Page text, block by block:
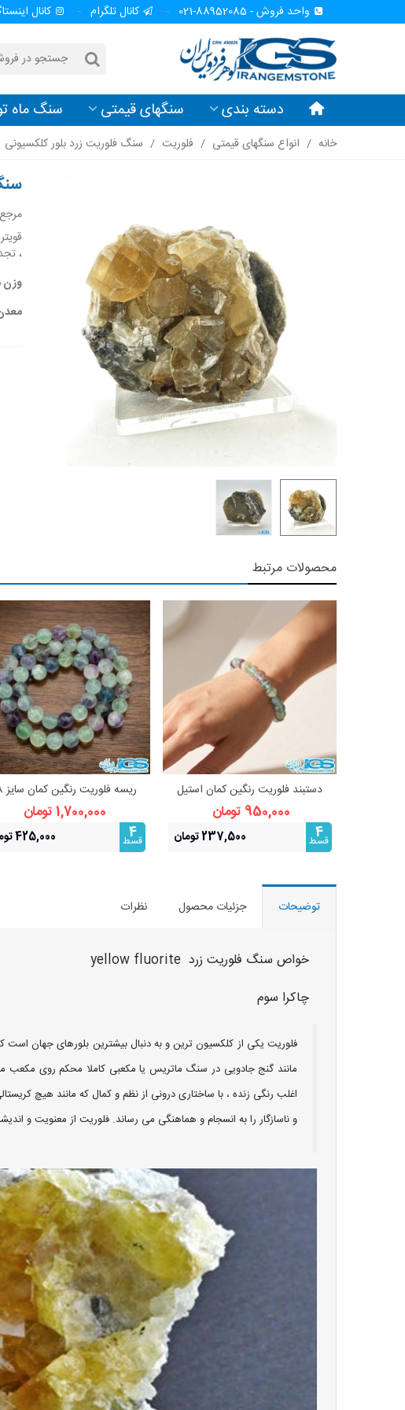
واحد فروش - 88952085-021 کانال تلگرام کانال
دسته بندی سنگهای قیمتی سنگ ماه
خانه / انواع سنگهای قیمتی / فلوریت / سنگ فلوریت زرد بلور کلکسیونی
،
وزن
محصولات مرتبط
مشاهده بیشتر
دستبند فلوریت رنگین کمان استیل
فری سایز
950,000 تومان
4
قسط 237,500 تومان
مشاهده بیشتر
نظم ذهنی و تمرکز
1,700,000 تومان
4
قسط 425,000 تومان
توضیحات جزئیات محصول نظرات
خواص سنگ فلوریت زرد yellow fluorite
چاکرا سوم
فلوریت یکی از کلکسیون ترین و به دنبال بیشترین بلورهای جهان
مانند گنج جادویی در سنگ ماتریس یا مکعبی کاملا محکم روی مکعب
اغلب رنگی زنده ، با ساختاری درونی از نظم و کمال که مانند هیچ
و ناسازگار را به انسجام و هماهنگی می رساند. فلوریت از معنویت و